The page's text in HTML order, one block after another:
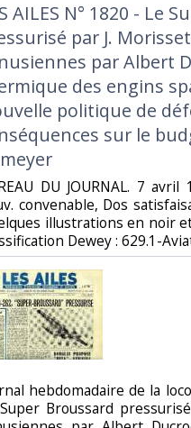
AILES N° 1820 - Le
par J.
par Albert
des engins
politique de
sur le
DU JOURNAL. 7
convenable, Dos
illustrations en noir
Dewey : 629.1-
hebdomadaire de la
Broussard